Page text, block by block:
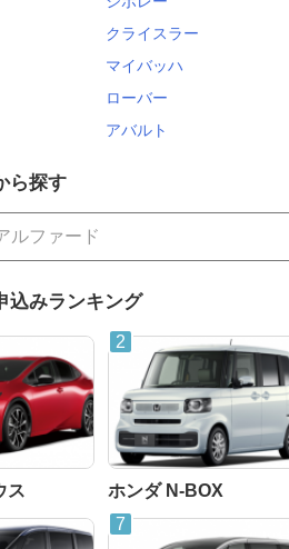
クライスラー
マイバッハ
ローバー
アバルト
ら探す
込みランキング
ス ホンダ N-BOX